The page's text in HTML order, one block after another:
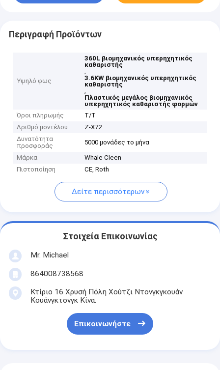
Περιγραφή Προϊόντων
Υψηλό φως
360L βιομηχανικός υπερηχητικός
καθαριστής
,
3.6KW βιομηχανικός υπερηχητικός
καθαριστής
,
Πλαστικός μεγάλος βιομηχανικός
υπερηχητικός καθαριστής φορμών
Όροι πληρωμής
T/T
Αριθμό μοντέλου
Ζ-X72
Δυνατότητα
προσφοράς
5000 μονάδες το μήνα
Μάρκα
Whale Cleen
Πιστοποίηση
CE, Roth
Δείτε περισσότερων
Στοιχεία Επικοινωνίας
Mr. Michael
864008738568
Κτίριο 16 Χρυσή Πόλη Χούτζι Ντονγκγκουάν
Κουάνγκτονγκ Κίνα.
Επικοινωνήστε